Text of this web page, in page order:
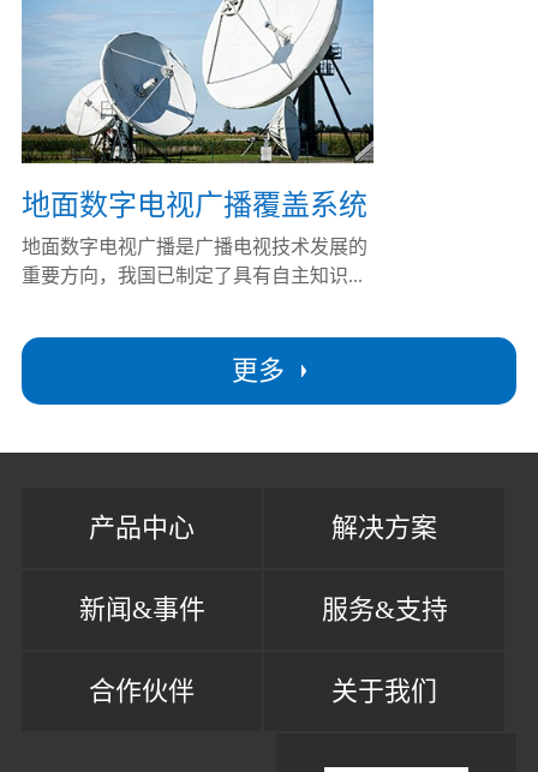
更多
地面数字电视广播覆盖系统
地面数字电视广播是广播电视技术发展的
重要方向，我国已制定了具有自主知识...
产品中心 解决方案
新闻&事件 服务&支持
合作伙伴 关于我们